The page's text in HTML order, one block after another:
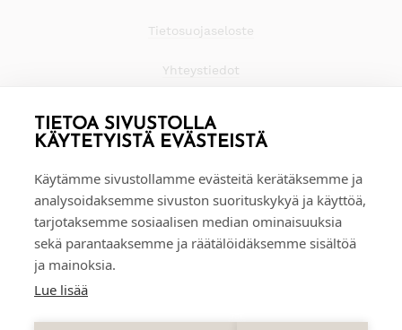
TIETOA SIVUSTOLLA
KÄYTETYISTÄ EVÄSTEISTÄ
Käytämme sivustollamme evästeitä kerätäksemme ja
analysoidaksemme sivuston suorituskykyä ja käyttöä,
tarjotaksemme sosiaalisen median ominaisuuksia
sekä parantaaksemme ja räätälöidäksemme sisältöä
ja mainoksia.
Lue lisää
Tietosuojaseloste
Yhteystiedot